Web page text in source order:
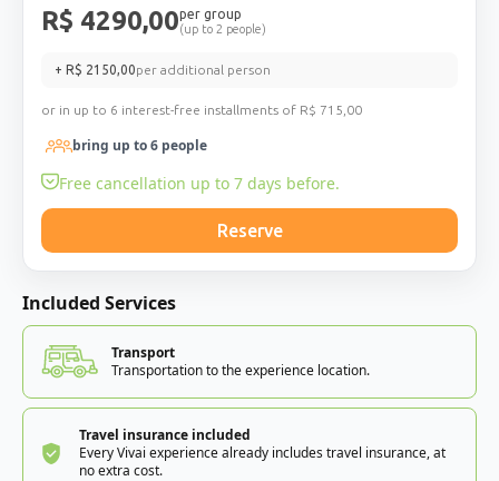
R$ 4290,00per group
(up to 2 people)
+ R$ 2150,00per additional person
or in up to 6 interest-free installments of R$ 715,00
bring up to6 people
Free cancellation up to 7 days before.
Reserve
Included Services
Transport
Transportation to the experience location.
Travel insurance included
Every Vivai experience already includes travel insurance, at
no extra cost.